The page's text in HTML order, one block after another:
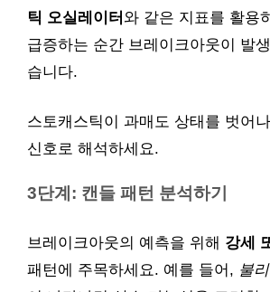
틱 오실레이터 와 같은 지표를 활용
급증하는 순간 브레이크아웃이 발
습니다.
스토캐스틱이 과매도 상태를 벗어
신호로 해석하세요.
3단계: 캔들 패턴 분석하기
브레이크아웃의 예측을 위해 강세
패턴에 주목하세요. 예를 들어, 불